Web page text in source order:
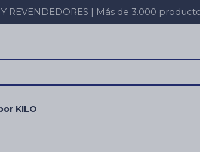
Y REVENDEDORES | Más de 3.000
KILO